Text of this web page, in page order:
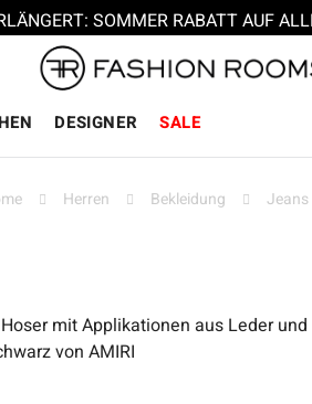
SOMMER RABATT AUF
DESIGNER SALE
Herren Bekleidung